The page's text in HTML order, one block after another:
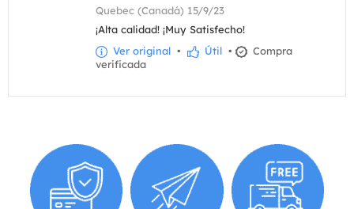
Quebec (Canadá) 15/9/23
¡Alta calidad! ¡Muy Satisfecho!
Ver original • Útil •
Compra
verificada